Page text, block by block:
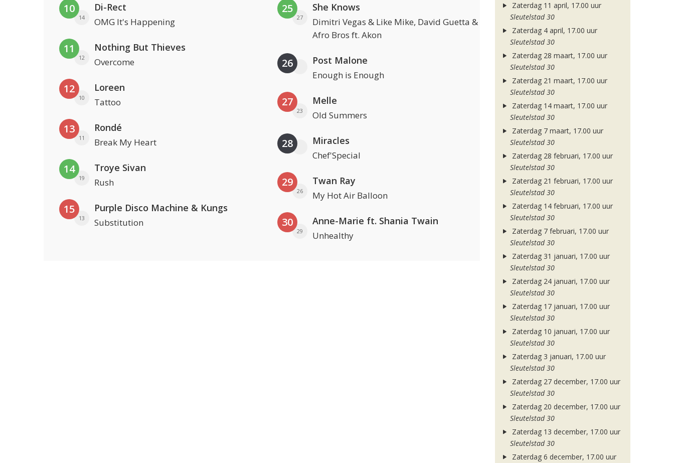
10
14
Di-Rect
OMG It's Happening
11
12
Nothing But Thieves
Overcome
12
10
Loreen
Tattoo
13
11
Rondé
Break My Heart
14
19
Troye Sivan
Rush
15
13
Purple Disco Machine & Kungs
Substitution
25
27
She Knows
Dimitri Vegas & Like Mike, David Guetta &
Afro Bros ft. Akon
26 Post Malone
Enough is Enough
27
23
Melle
Old Summers
28 Miracles
Chef'Special
29
26
Twan Ray
My Hot Air Balloon
30
29
Anne-Marie ft. Shania Twain
Unhealthy
Zaterdag 11 april, 17.00 uur
Sleutelstad 30
Zaterdag 4 april, 17.00 uur
Sleutelstad 30
Zaterdag 28 maart, 17.00 uur
Sleutelstad 30
Zaterdag 21 maart, 17.00 uur
Sleutelstad 30
Zaterdag 14 maart, 17.00 uur
Sleutelstad 30
Zaterdag 7 maart, 17.00 uur
Sleutelstad 30
Zaterdag 28 februari, 17.00 uur
Sleutelstad 30
Zaterdag 21 februari, 17.00 uur
Sleutelstad 30
Zaterdag 14 februari, 17.00 uur
Sleutelstad 30
Zaterdag 7 februari, 17.00 uur
Sleutelstad 30
Zaterdag 31 januari, 17.00 uur
Sleutelstad 30
Zaterdag 24 januari, 17.00 uur
Sleutelstad 30
Zaterdag 17 januari, 17.00 uur
Sleutelstad 30
Zaterdag 10 januari, 17.00 uur
Sleutelstad 30
Zaterdag 3 januari, 17.00 uur
Sleutelstad 30
Zaterdag 27 december, 17.00 uur
Sleutelstad 30
Zaterdag 20 december, 17.00 uur
Sleutelstad 30
Zaterdag 13 december, 17.00 uur
Sleutelstad 30
Zaterdag 6 december, 17.00 uur